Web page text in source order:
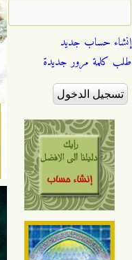
إنشاء حساب جديد
طلب كلمة مرور جديدة